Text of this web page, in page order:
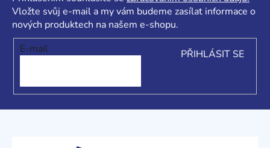
Vložte svůj e-mail a my vám budeme zasílat informace o
nových produktech na našem e-shopu.
E-mail
PŘIHLÁSIT SE